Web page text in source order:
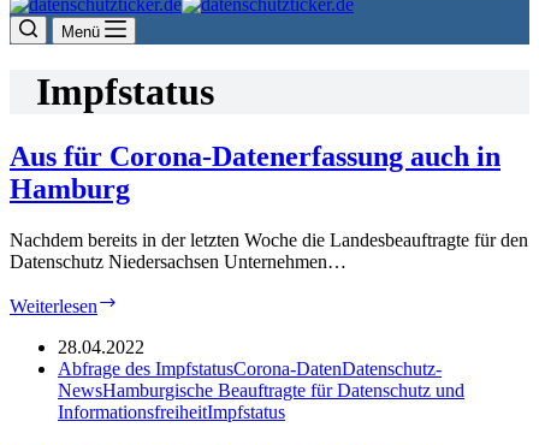
Menü
Impfstatus
Aus für Corona-Datenerfassung auch in
Hamburg
Nachdem bereits in der letzten Woche die Landesbeauftragte für den
Datenschutz Niedersachsen Unternehmen…
Weiterlesen
Corona-
Datenerfassung
auch
in
28.04.2022
Abfrage des ImpfstatusCorona-DatenDatenschutz-
NewsHamburgische Beauftragte für Datenschutz und
InformationsfreiheitImpfstatus